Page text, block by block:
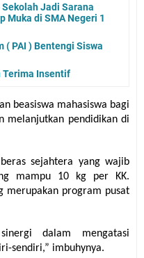
Jadi Sarana
Muka di SMA Negeri 1
( PAI ) Bentengi Siswa
Terima Insentif
beasiswa mahasiswa bagi
melanjutkan pendidikan di
sejahtera yang wajib
mampu 10 kg per KK.
merupakan program pusat
dalam mengatasi
sendiri,” imbuhynya.